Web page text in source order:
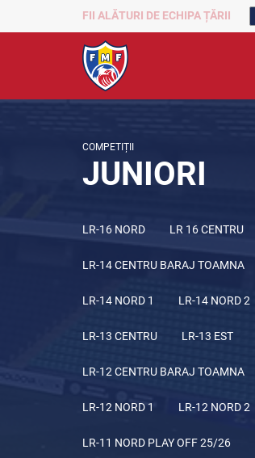
FII ALĂTURI DE ECHIPA ȚĂRII
COMPETIȚII
JUNIORI
LR-16 NORD LR 16 CENTRU
LR-14 CENTRU BARAJ TOAMNA
LR-14 NORD 1 LR-14 NORD 2
LR-13 CENTRU LR-13 EST
LR-12 CENTRU BARAJ TOAMNA
LR-12 NORD 1 LR-12 NORD 2
LR-11 NORD PLAY OFF 25/26